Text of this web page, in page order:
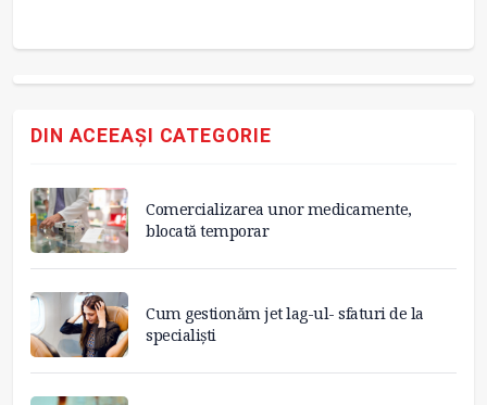
DIN ACEEAȘI CATEGORIE
Comercializarea unor medicamente,
blocată temporar
Cum gestionăm jet lag-ul- sfaturi de la
specialiști